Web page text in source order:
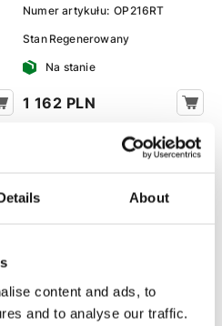
About
content and ads, to
and to analyse our traffic.
Numer artykułu: OP216RT
Stan Regenerowany
Na stanie
1 162 PLN
wspomaganiem hydraulicznym
Opel Insignia 08-16